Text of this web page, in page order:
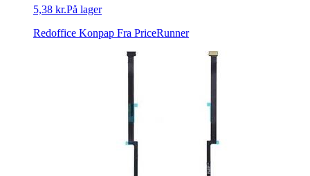
5,38 kr.På lager
Redoffice Konpap Fra PriceRunner